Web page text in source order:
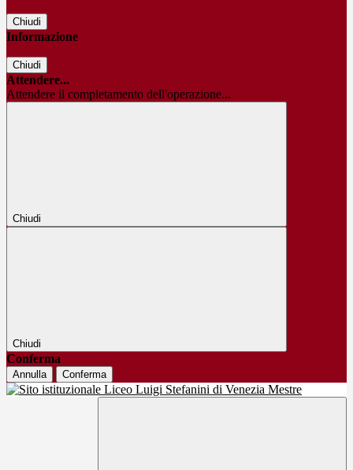
Chiudi
Informazione
Chiudi
Attendere...
Attendere il completamento dell'operazione...
Chiudi
Chiudi
Conferma
Annulla Conferma